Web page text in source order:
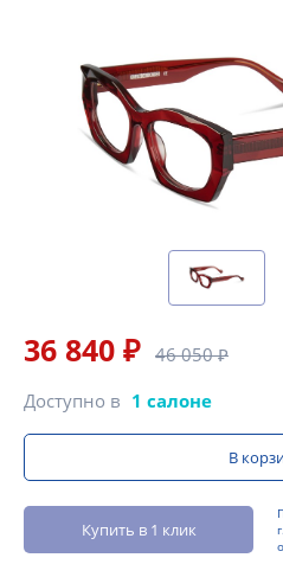
36 840 ₽ 46 050 ₽
Доступно в 1 салоне
В
Купить в 1 клик